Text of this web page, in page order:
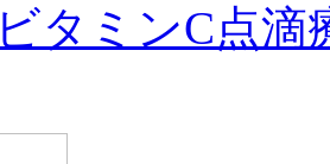
タミンC点滴